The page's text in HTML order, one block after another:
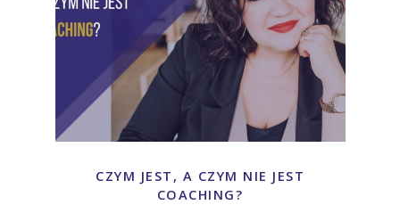
CZYM JEST, A CZYM NIE JEST
COACHING?